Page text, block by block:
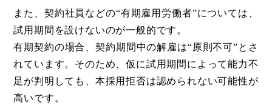
また、契約社員などの“有期雇用労働者”については、
試用期間を設けないのが一般的です。
有期契約の場合、契約期間中の解雇は“原則不可”とさ
れています。そのため、仮に試用期間によって能力不
足が判明しても、本採用拒否は認められない可能性が
高いです。